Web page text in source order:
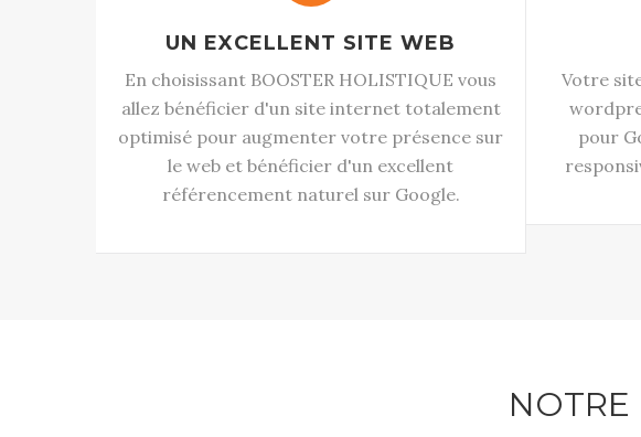
UN EXCELLENT SITE WEB
En choisissant BOOSTER HOLISTIQUE vous
allez bénéficier d'un site internet totalement
optimisé pour augmenter votre présence sur
le web et bénéficier d'un excellent
référencement naturel sur Google.
Votre
pour